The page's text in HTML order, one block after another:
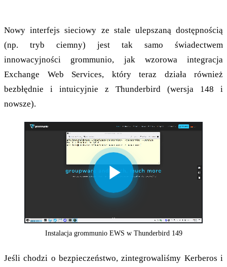
Nowy interfejs sieciowy ze stale ulepszaną dostępnością
(np. tryb ciemny) jest tak samo świadectwem
innowacyjności grommunio, jak wzorowa integracja
Exchange Web Services, który teraz działa również
bezbłędnie i intuicyjnie z Thunderbird (wersja 148 i
nowsze).
Play
Video
Instalacja grommunio EWS w Thunderbird 149
Jeśli chodzi o bezpieczeństwo, zintegrowaliśmy Kerberos i